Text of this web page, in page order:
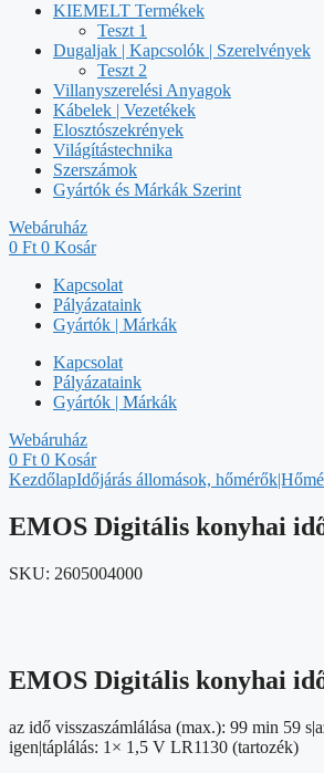
KIEMELT Termékek
Teszt 1
Dugaljak | Kapcsolók | Szerelvények
Teszt 2
Villanyszerelési Anyagok
Kábelek | Vezetékek
Elosztószekrények
Világítástechnika
Szerszámok
Gyártók és Márkák Szerint
Webáruház
0 Ft 0 Kosár
Kapcsolat
Pályázataink
Gyártók | Márkák
Kapcsolat
Pályázataink
Gyártók | Márkák
Webáruház
0 Ft 0 Kosár
KezdőlapIdőjárás állomások,
EMOS Digitális konyhai
SKU: 2605004000
EMOS Digitális konyhai
az idő visszaszámlálása (max.): 99 min 59
igen|táplálás: 1× 1,5 V LR1130 (tartozék)